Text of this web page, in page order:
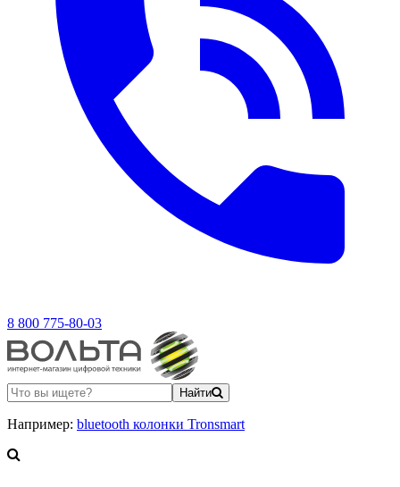
8 800 775-80-03
Найти
Например: bluetooth колонки Tronsmart